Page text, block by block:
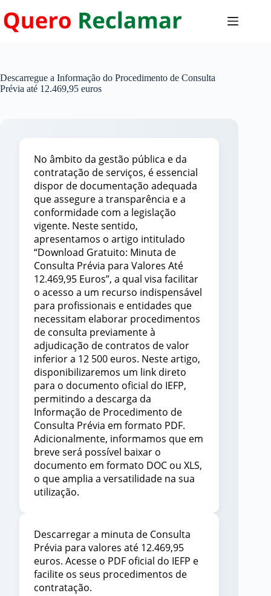
para
o
Descarregue a Informação do Procedimento de Consulta
Prévia até 12.469,95 euros
No âmbito da gestão pública e da
contratação de serviços, é essencial
dispor de documentação adequada
que assegure a transparência e a
conformidade com a legislação
vigente. Neste sentido,
apresentamos o artigo intitulado
“Download Gratuito: Minuta de
Consulta Prévia para Valores Até
12.469,95 Euros”, a qual visa facilitar
o acesso a um recurso indispensável
para profissionais e entidades que
necessitam elaborar procedimentos
de consulta previamente à
adjudicação de contratos de valor
inferior a 12 500 euros. Neste artigo,
disponibilizaremos um link direto
para o documento oficial do IEFP,
permitindo a descarga da
Informação de Procedimento de
Consulta Prévia em formato PDF.
Adicionalmente, informamos que em
breve será possível baixar o
documento em formato DOC ou XLS,
o que amplia a versatilidade na sua
utilização.
Descarregar a minuta de Consulta
Prévia para valores até 12.469,95
euros. Acesse o PDF oficial do IEFP e
facilite os seus procedimentos de
contratação.